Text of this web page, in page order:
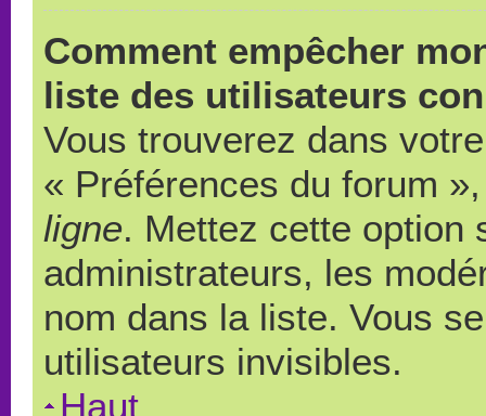
Comment empêcher
liste des utilisateurs
Vous trouverez dans
« Préférences du forum
ligne. Mettez cette option
administrateurs, les
nom dans la liste. Vous
utilisateurs invisibles.
Haut